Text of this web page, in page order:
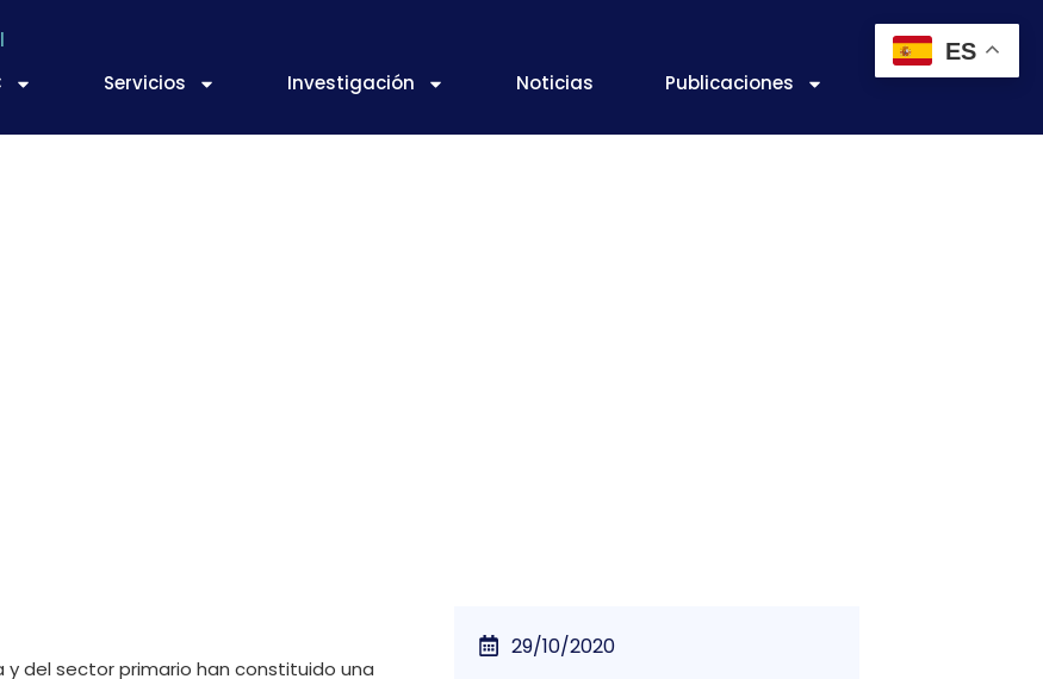
Servicios Investigación Noticias Publicaciones
del sector primario han constituido una
29/10/2020
ES